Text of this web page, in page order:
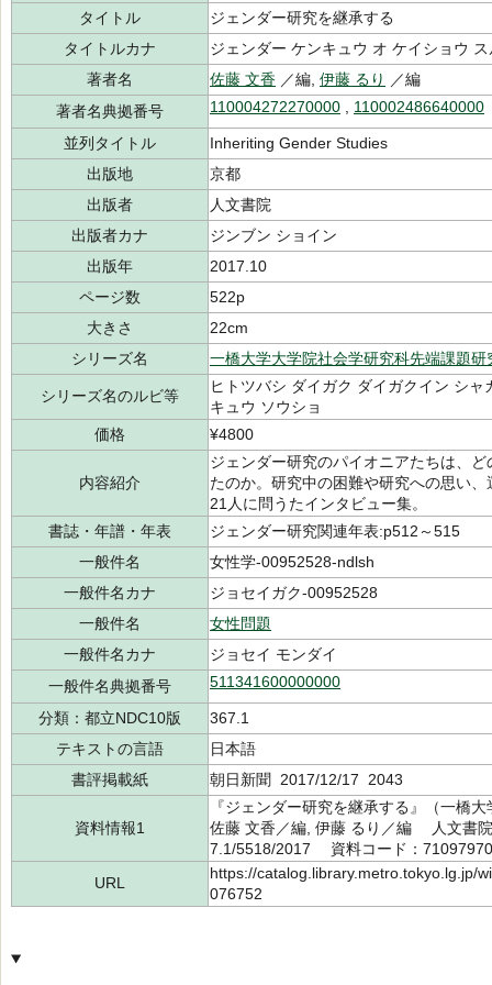
タイトル
ジェンダー研究を継承する
タイトルカナ
ジェンダー ケンキュウ オ ケイショウ ス
著者名
佐藤 文香 ／編, 伊藤 るり
／編
著者名典拠番号
110004272270000 110002486640000
並列タイトル
Inheriting Gender Studies
出版地
京都
出版者
人文書院
出版者カナ
ジンブン ショイン
出版年
2017.10
ページ数
522p
大きさ
22cm
シリーズ名
一橋大学大学院社会学研究科先端課題研
シリーズ名のルビ等
ヒトツバシ ダイガク ダイガクイン シ
キュウ ソウショ
価格
¥4800
内容紹介
ジェンダー研究のパイオニアたちは、
たのか。研究中の困難や研究への思い
21人に問うたインタビュー集。
書誌・年譜・年表
ジェンダー研究関連年表:p512～515
一般件名
女性学-00952528-ndlsh
一般件名カナ
ジョセイガク-00952528
一般件名
女性問題
一般件名カナ
ジョセイ モンダイ
一般件名典拠番号
511341600000000
分類：都立NDC10版
367.1
テキストの言語
日本語
書評掲載紙
朝日新聞 2017/12/17 2043
資料情報1
『ジェンダー研究を継承する』（一橋
佐藤 文香／編, 伊藤 るり／編 人文書
7.1/5518/2017 資料コード：
URL
https://catalog.library.metro.tokyo.lg.jp/
076752